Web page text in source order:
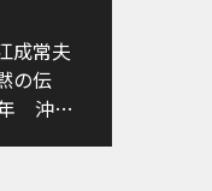
成常夫
の伝
沖縄